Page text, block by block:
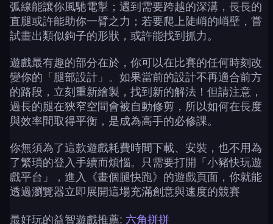
弧線能讓你風馳電掣；遇到需要跨越的深溝，長長的
直腿或許能助你一臂之力；若要爬上陡峭的峭壁，嘗
試畫出類似鉤子的形狀，或許能找到抓力。
遊戲最有趣的部分在於，你可以在比賽的任何時刻改
變你的「腿部設計」。如果當前的設計不再適合前方
的路段，立刻重新繪製，找到新的解法！但請注意，
過長的腿在狹窄空間會被自動修剪，所以如何在長度
與效率間取得平衡，是成為高手的必修課。
你無須為了這款遊戲耗費時間下載、安裝，也不用為
了繁瑣的登入手續而煩惱。只需要打開「小豬快玩遊
戲平台」，進入《畫個腿快跑》的遊戲頁面，你就能
透過瀏覽器立即展開這場充滿創意與速度的競賽
最好玩的益智遊戲推薦: 六角拼拼